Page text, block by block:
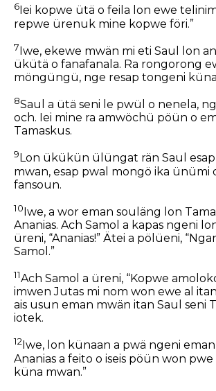
6 Iei kopwe ütä o feila lon ewe
repwe ürenuk mine kopwe föri.”
7Iwe, ekewe mwän mi eti Saul lon
ükütä o fanafanala. Ra rongorong
möngüngü, nge resap tongeni
8Saul a ütä seni le pwül o nenela,
och. Iei mine ra amwöchü pöün o
Tamaskus.
9 Lon ükükün ülüngat rän Saul
mwan, esap pwal mongö ika ünümi
fansoun.
10Iwe, a wor eman souläng lon
Ananias. Ach Samol a kapas ngeni
üreni, “Ananias!” Ätei a pölüeni,
Samol.”
11Ach Samol a üreni, “Kopwe
imwen Jutas mi nom won ewe al
ais usun eman mwän itan Saul seni
iotek.
12 Iwe, lon künaan a pwä ngeni
Ananias a feito o iseis pöün won
küna mwan.”